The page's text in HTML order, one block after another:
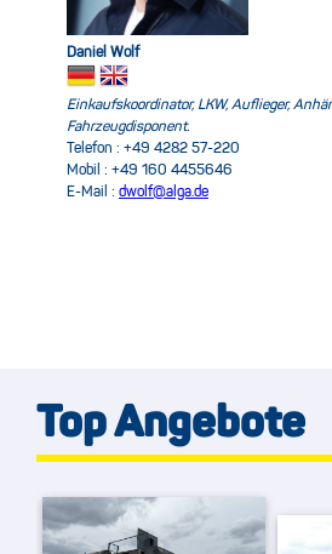
Daniel Wolf
Einkaufskoordinator, LKW, Auflieger,
Fahrzeugdisponent.
Telefon : +49 4282 57-220
Mobil : +49 160 4455646
E-Mail : dwolf@alga.de
Top Angebote